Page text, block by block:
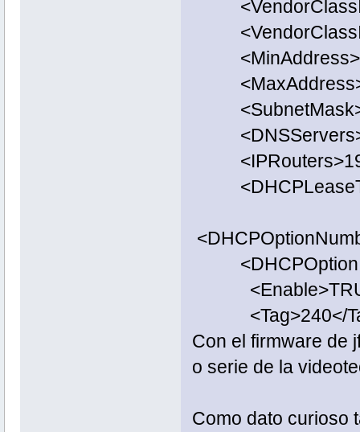
<DHCPOption
<Tag>240</
Con el firmware de
o serie de la
Como dato curioso